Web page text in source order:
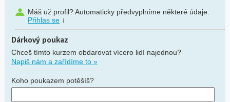
Máš už profil? Automaticky předvyplníme některé údaje.
Přihlas se↓
Dárkový poukaz
Chceš tímto kurzem obdarovat vícero lidí najednou?
Napiš nám a zařídíme to »
Koho poukazem potěšíš?